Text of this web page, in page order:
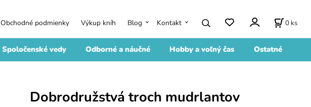
Spoločenské vedy Odborné a náučné Hobby a voľný čas Ostatné
Obchodné podmienky Výkup kníh Blog Kontakt 0 ks
Dobrodružstvá troch mudrlantov